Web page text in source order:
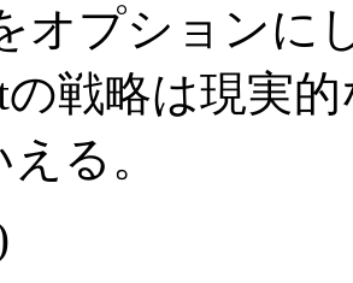
オプションに
の戦略は現実
る。